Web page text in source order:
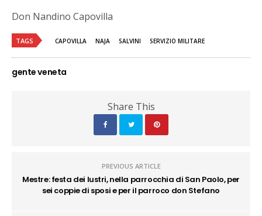
Don Nandino Capovilla
TAGS CAPOVILLA NAJA SALVINI SERVIZIO MILITARE
gente veneta
Share This
PREVIOUS ARTICLE
Mestre: festa dei lustri, nella parrocchia di San Paolo, per
sei coppie di sposi e per il parroco don Stefano